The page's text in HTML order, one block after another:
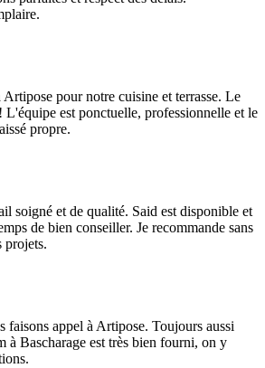
pour notre cuisine et terrasse. Le
L'équipe est ponctuelle, professionnelle et le
propre.
soigné et de qualité. Said est disponible et
de bien conseiller. Je recommande sans
projets.
faisons appel à Artipose. Toujours aussi
à Bascharage est très bien fourni, on y